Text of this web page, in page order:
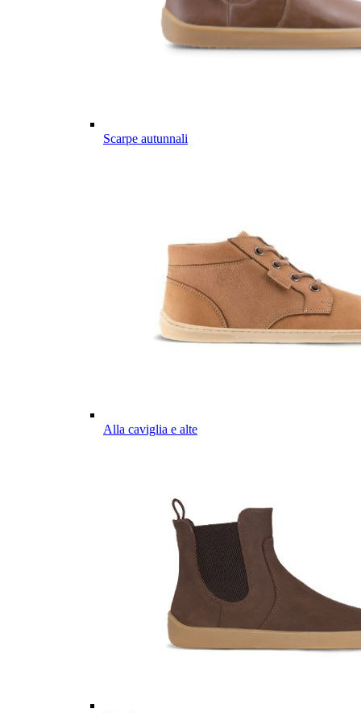
Scarpe autunnali
Alla caviglia e alte